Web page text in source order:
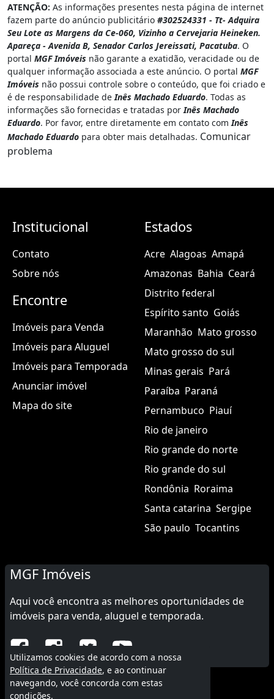
ATENÇÃO: As informações presentes nesta página de internet
fazem parte do anúncio publicitário #302524331 - Tt- Adquira
Seu Lote as Margens da Ce-060, Vizinho a Cervejaria Heineken.
Apareça - Avenida B, Senador Carlos Jereissati, Pacatuba. O
portal MGF Imóveis não garante a exatidão, veracidade ou de
qualquer informação associada a este anúncio. O portal MGF
Imóveis não possui controle sobre o conteúdo, que foi criado e
é de responsabilidade de Inês Machado Eduardo. Todas as
informações são fornecidas e tratadas por Inês Machado
Eduardo. Por favor, entre diretamente em contato com Inês
Machado Eduardo para obter mais detalhadas. Comunicar
problema
Institucional
Contato
Sobre nós
Encontre
Imóveis para Venda
Imóveis para Aluguel
Imóveis para Temporada
Anunciar imóvel
Mapa do site
Estados
Acre Alagoas Amapá
Amazonas Bahia Ceará
Distrito federal
Espírito santo Goiás
Maranhão Mato grosso
Mato grosso do sul
Minas gerais Pará
Paraíba Paraná
Pernambuco Piauí
Rio de janeiro
Rio grande do norte
Rio grande do sul
Rondônia Roraima
Santa catarina Sergipe
São paulo Tocantins
MGF Imóveis
Aqui você encontra as melhores oportunidades de
imóveis para venda, aluguel e temporada.
© 2015 - 2026 MGF Imóveis.
Utilizamos cookies de acordo com a nossa
Política de Privacidade, e ao continuar
navegando, você concorda com estas
condições.